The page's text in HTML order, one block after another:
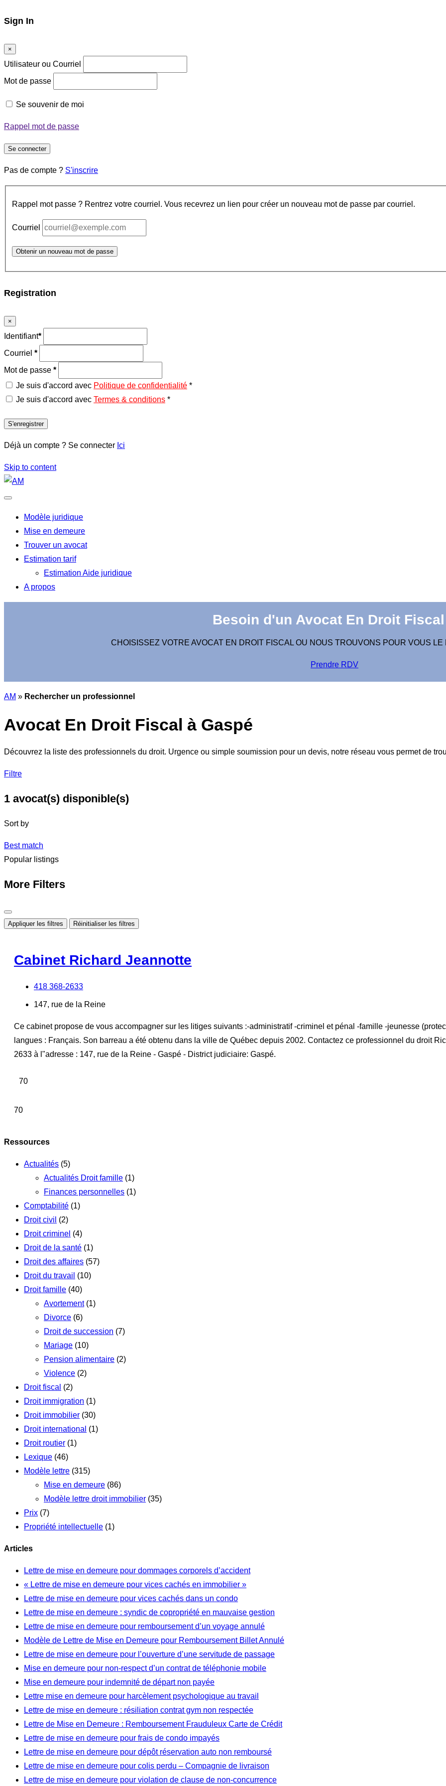
Sign In
×
Utilisateur ou Courriel
Mot de passe
Se souvenir de moi
Rappel mot de passe
Se connecter
Pas de compte ? S'inscrire
Rappel mot passe ? Rentrez votre courriel. Vous recevrez un lien pour créer un nouveau mot de passe par courriel.
Courriel
Obtenir un nouveau mot de passe
Registration
×
Identifiant*
Courriel *
Mot de passe *
Je suis d'accord avec Politique de confidentialité *
Je suis d'accord avec Termes & conditions *
S'enregistrer
Déjà un compte ? Se connecter Ici
Skip to content
Modèle juridique
Mise en demeure
Trouver un avocat
Estimation tarif
Estimation Aide juridique
A propos
Besoin d'un Avocat En Droit
CHOISISSEZ VOTRE AVOCAT EN DROIT FISCAL OU NOUS TROUVONS POUR VOUS
Prendre RDV
AM » Rechercher un professionnel
Avocat En Droit Fiscal à Gaspé
Découvrez la liste des professionnels du droit. Urgence ou simple soumission pour un devis, notre réseau vous permet de
Filtre
1 avocat(s) disponible(s)
Sort by
Best match
Popular listings
More Filters
Appliquer les filtres Réinitialiser les filtres
Cabinet Richard Jeannotte
418 368-2633
147, rue de la Reine
Ce cabinet propose de vous accompagner sur les litiges suivants :-administratif -criminel et pénal -famille -jeunesse
langues : Français. Son barreau a été obtenu dans la ville de Québec depuis 2002. Contactez ce professionnel du droit
2633 à l"adresse : 147, rue de la Reine - Gaspé - District judiciaire: Gaspé.
70
70
Ressources
Actualités (5)
Actualités Droit famille (1)
Finances personnelles (1)
Comptabilité (1)
Droit civil (2)
Droit criminel (4)
Droit de la santé (1)
Droit des affaires (57)
Droit du travail (10)
Droit famille (40)
Avortement(1)
Divorce (6)
Droit de succession (7)
Mariage (10)
Pension alimentaire (2)
Violence (2)
Droit fiscal (2)
Droit immigration (1)
Droit immobilier (30)
Droit international (1)
Droit routier (1)
Lexique (46)
Modèle lettre (315)
Mise en demeure (86)
Modèle lettre droit immobilier (35)
Prix (7)
Propriété intellectuelle (1)
Articles
Lettre de mise en demeure pour dommages corporels d’accident
« Lettre de mise en demeure pour vices cachés en immobilier »
Lettre de mise en demeure pour vices cachés dans un condo
Lettre de mise en demeure : syndic de copropriété en mauvaise gestion
Lettre de mise en demeure pour remboursement d’un voyage annulé
Modèle de Lettre de Mise en Demeure pour Remboursement Billet Annulé
Lettre de mise en demeure pour l’ouverture d’une servitude de passage
Mise en demeure pour non-respect d’un contrat de téléphonie mobile
Mise en demeure pour indemnité de départ non payée
Lettre mise en demeure pour harcèlement psychologique au travail
Lettre de mise en demeure : résiliation contrat gym non respectée
Lettre de Mise en Demeure : Remboursement Frauduleux Carte de Crédit
Lettre de mise en demeure pour frais de condo impayés
Lettre de mise en demeure pour dépôt réservation auto non remboursé
Lettre de mise en demeure pour colis perdu – Compagnie de livraison
Lettre de mise en demeure pour violation de clause de non-concurrence